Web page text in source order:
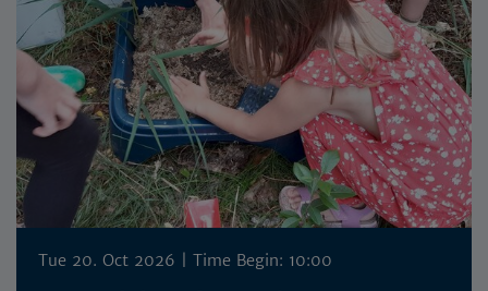
Tue 20. Oct 2026 | Time Begin: 10:00